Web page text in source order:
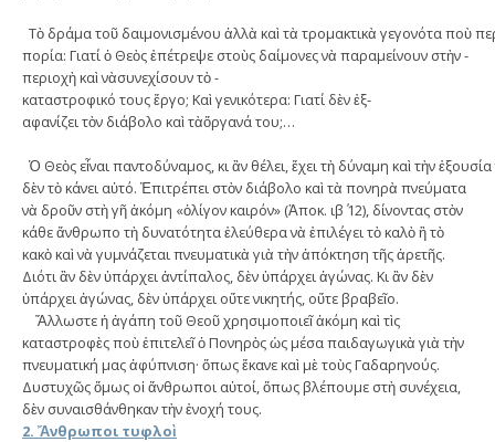
Τὸ δράμα τοῦ δαιμονισμένου ἀλλὰ καὶ τὰ τρομακτικὰ γεγονότα ποὺ
πο­ρία: Γιατί ὁ Θεὸς ἐπέτρεψε στοὺς δαί­­μονες νὰ παραμείνουν στὴν ­
περιο­­­χὴ καὶ νὰσυνεχίσουν τὸ ­
καταστροφικό τους ἔργο; Καὶ γενικότερα: Γιατί δὲν ἐ­­ξ­­­
αφανίζει τὸν διάβολο καὶ τὰὄργανά του;…
Ὁ Θεὸς εἶναι παντοδύναμος, κι ἂν θέλει, ἔχει τὴ δύναμη καὶ τὴν
δὲν τὸ κάνει αὐτό. Ἐπιτρέπει στὸν διάβολο καὶ τὰ πονηρὰ πνεύματα
νὰ δροῦν στὴ γῆ ἀκόμη «ὀλίγον καιρόν» (Ἀποκ. ιβ΄ 12), δίνοντας στὸν
κάθε ἄνθρωπο τὴ δυνατότητα ἐλεύθερα νὰ ἐπιλέγει τὸ καλὸ ἢ τὸ
κακὸ καὶ νὰ γυμνάζεται πνευματικὰ γιὰ τὴν ἀπόκτηση τῆς ἀρετῆς.
Διότι ἂν δὲν ὑπάρχει ἀντίπαλος, δὲν ­ὑπάρχει ἀ­­­γώνας. Κι ἂν δὲν
ὑπάρχει ἀγώνας, δὲν ὑπάρχει οὔτε νικητής, οὔτε βραβεῖο.
Ἄλλωστε ἡ ἀγάπη τοῦ Θεοῦ χρησι­μο­ποιεῖ ἀκόμη καὶ τὶς
καταστροφὲς ποὺ ἐπιτελεῖ ὁ Πονηρὸς ὡς μέσα παιδα­γωγικὰ γιὰ τὴν
πνευματική μας ἀφύπνι­ση· ὅπως ἔκανε καὶ μὲ τοὺς Γαδαρηνούς.
Δυστυχῶς ὅμως οἱ ἄνθρωποι αὐ­­τοί, ὅπως βλέπουμε στὴ συνέχεια,
δὲν συν­αισθάνθηκαν τὴν ἐνοχή τους.
2. Ἄνθρωποι τυφλοὶ